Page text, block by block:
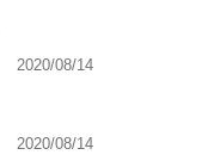
2020/08/14
2020/08/14